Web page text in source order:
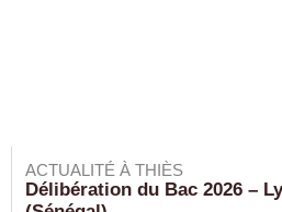
ACTUALITÉ À THIÈS
Délibération du Bac 2026 –